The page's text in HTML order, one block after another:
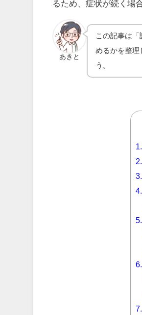
るため、症状が続く場
あきと
この記事は
めるかを整理
う。
1.
2.
3.
4.
5.
6.
7.